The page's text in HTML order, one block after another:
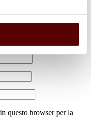
questo browser per la